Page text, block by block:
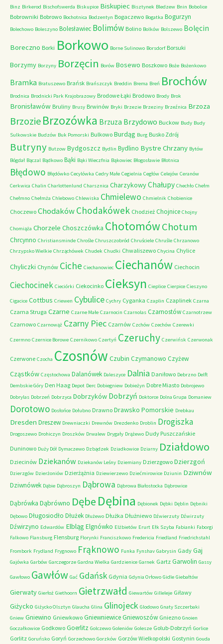
Binz Birkerod Bischofswerda Biskupice Biskupiec Bisztynek Bledzew Bnin Bobolice
Bobrowniki Bobrowo Bochotnica Bodzentyn Bogaczewo Bogatka Bogurzyn
Bolechowo Boleszyno Bolesławiec Bolimów Bolino Bolków Bolszewo Bolęcin
Boreczno Borki Borkowo Borne Sulinowo Borsdorf Borsuki
Borzymy Borzyny Borzęcin Borów Bosewo Boszkowo Boże Bożenkowo
Bramka Bratuszewo Brańsk Brańszczyk Breddin Brema Breń Brochów
Brodnica Brodnicki Park Krajobrazowy Brodowe Łąki Brodowo Brody Brok
Bronisławów Bruliny Brusy Brwinów Bryki Brzezie Brzeziny Brzeźnica Brzoza
Brzozie Brzozówka Brzuza Brzydowo Buckow Budy Budy
Sulkowskie Budzów Buk Pomorski Bulkowo Burdąg Burg Busko Zdrój
Butryny Butzow Bydgoszcz Bydlin Bydlino Bystre Chrzany Bytów
Bógdał Bączal Bądkowo Bąki Bąki Wieczfnia Bąkowiec Błogosławie Błotnica
Błędowo Błędówko Cecylówka Cedry Małe Cegielnia Cegłów Celejów Ceranów
Cerkwica Chalin Charlottenlund Charsznica CharzykowyChałupy Chechło Chełm
Chełmno Chełmża Chlebowo Chlewiska Chmielewo Chmielnik Chobienice
Choczewo ChodakówChodakówek Chodzież Chojnice Chojny
Chomiąża Chorzele Choszczówka ChotomówChotum
Chrcynno Christiansminde Chrośle Chruszczobród Chruściele Chruśle Chrzanowo
Chrzypsko Wielkie Chrząchówek Chudek Chudki Chwaliszewo Chycina Chylice
Chyliczki Chynów Ciche Ciechanowiec Ciechanów Ciechocin
Ciechocinek Cieciórki Ciekocinko Cieksyn Cieplice Cierpice Cieszyno
Cigacice Cottbus Criewen Cybulice Cychry Cyganka Czaplin Czaplinek Czarna
Czarna Struga Czarne Czarne Małe Czarnocin Czarnolas Czarnostów Czarnotrzew
Czarnowo Czarnowąż Czarny Piec Czarnów Czchów Czechów Czerewki
Czermno Czernice Borowe Czernikowo Czertyń Czeruchy Czerwińsk Czerwonak
Czerwone Czocha Czosnów Czubin Czymanowo Czyżew
Cząstków Częstochowa Dalanówek Daleszyce Dalnia Daniłowo Debrzno Delft
Dembskie Góry Den Haag Depot Derc Dobiegniew Dobieżyn Dobre Miasto Dobrojewo
Dobrylas Dobrzeń Dobrzyca Dobrzyków Dobrzyń Doktorce Dolna Grupa Domaniew
Dorotowo Dosłońce Dołubno Drawno Drawsko Pomorskie Drebkau
Dresden Dreszew Drewniaczki Drewnów Drezdenko Droblin Drogiszka
Drogoszewo Drohiczyn Droszków Drwalew Drygały Drążewo Dudy Puszczańskie
Duninowo Duży Dół Dymaczewo Dzbądzek Dziadkowice Dziarny Działdowo
Dziecinów Dziekanów Dziekanów Leśny Dziemiany Dzierzgowo Dzierzgoń
Dzierzgów Dzierżoniów Dzierżążnia Dziewierzewo Dziećmirowice Dziunin Dziwnów
Dziwnówek Dąbie Dąbroszyn Dąbrowa Dąbrowa Białostocka Dąbrowice
Dąbrówka Dąbrówno Dębe Dębina Dębionek Dębki Dęblin Dębniki
Dębowo Długosiodło Dłużek Dłużewo Dłużka Dłużniewo Dźwierzuty Dźwirzuty
Dźwirzyno Edwardów Elbląg Elgnówko Elżbietów Erurt Ełk Szyba Fabianki Faborgi
Falkowo Flansburg Flensburg Florynki Franciszkowo Fredericia Friedland Friedrichstahl
Frombork Frydland Frygnowo Frąknowo Funka Fynshav Gabrysin Gady Gaj
Gajówka Garbów Garczegorze Gardna Wielka Gardzienice Garnek Gartz Garwolin Gassy
Gawłowo Gawłów Gać Gdańsk Gdynia Gdynia Orłowo Gidle Giebałtów
Gierwaty Gierłoż Giethoorn Gietrzwałd Giewartów Gilleleje Giławy
Giżycko Giżycko Olsztyn Glaucha Glina Glinojeck Glodowo Gnaty Szczerbaki
Gniew Gniewino Gniewkowo GniewniewiceGniewoszów Gniezno Gnoien
Goczałkowice Godkowo Goerlitz Golczewo Goleniów Golesze Golub-Dobrzyń Gorlice
Gorlitz Goruńsko Goryń Gorzechowo Gorzków Gorzów Wielkopolski Gostynin Gouda